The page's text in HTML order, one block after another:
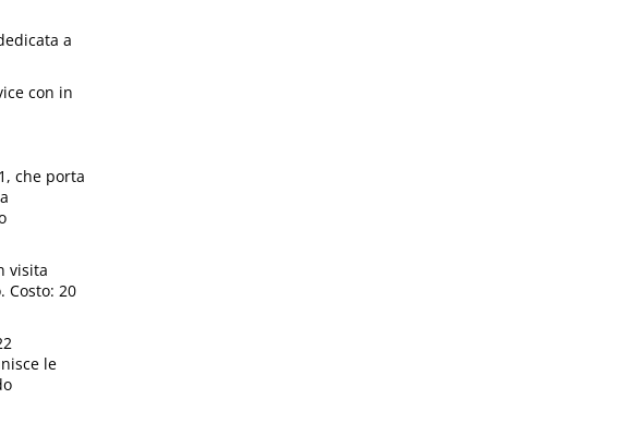
a
con in
che porta
visita
Costo: 20
le